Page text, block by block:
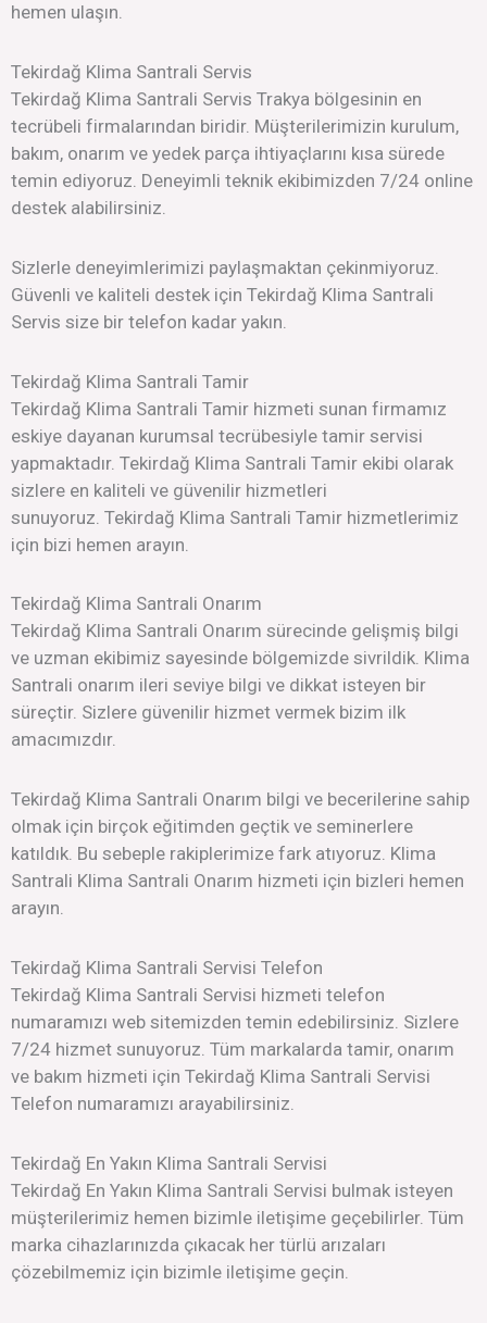
hemen ulaşın.
Tekirdağ Klima Santrali Servis
Tekirdağ Klima Santrali Servis Trakya bölgesinin en
tecrübeli firmalarından biridir. Müşterilerimizin kurulum,
bakım, onarım ve yedek parça ihtiyaçlarını kısa sürede
temin ediyoruz. Deneyimli teknik ekibimizden 7/24 online
destek alabilirsiniz.
Sizlerle deneyimlerimizi paylaşmaktan çekinmiyoruz.
Güvenli ve kaliteli destek için Tekirdağ Klima Santrali
Servis size bir telefon kadar yakın.
Tekirdağ Klima Santrali Tamir
Tekirdağ Klima Santrali Tamir hizmeti sunan firmamız
eskiye dayanan kurumsal tecrübesiyle tamir servisi
yapmaktadır. Tekirdağ Klima Santrali Tamir ekibi olarak
sizlere en kaliteli ve güvenilir hizmetleri
sunuyoruz. Tekirdağ Klima Santrali Tamir hizmetlerimiz
için bizi hemen arayın.
Tekirdağ Klima Santrali Onarım
Tekirdağ Klima Santrali Onarım sürecinde gelişmiş bilgi
ve uzman ekibimiz sayesinde bölgemizde sivrildik. Klima
Santrali onarım ileri seviye bilgi ve dikkat isteyen bir
süreçtir. Sizlere güvenilir hizmet vermek bizim ilk
amacımızdır.
Tekirdağ Klima Santrali Onarım bilgi ve becerilerine sahip
olmak için birçok eğitimden geçtik ve seminerlere
katıldık. Bu sebeple rakiplerimize fark atıyoruz. Klima
Santrali Klima Santrali Onarım hizmeti için bizleri hemen
arayın.
Tekirdağ Klima Santrali Servisi Telefon
Tekirdağ Klima Santrali Servisi hizmeti telefon
numaramızı web sitemizden temin edebilirsiniz. Sizlere
7/24 hizmet sunuyoruz. Tüm markalarda tamir, onarım
ve bakım hizmeti için Tekirdağ Klima Santrali Servisi
Telefon numaramızı arayabilirsiniz.
Tekirdağ En Yakın Klima Santrali Servisi
Tekirdağ En Yakın Klima Santrali Servisi bulmak isteyen
müşterilerimiz hemen bizimle iletişime geçebilirler. Tüm
marka cihazlarınızda çıkacak her türlü arızaları
çözebilmemiz için bizimle iletişime geçin.